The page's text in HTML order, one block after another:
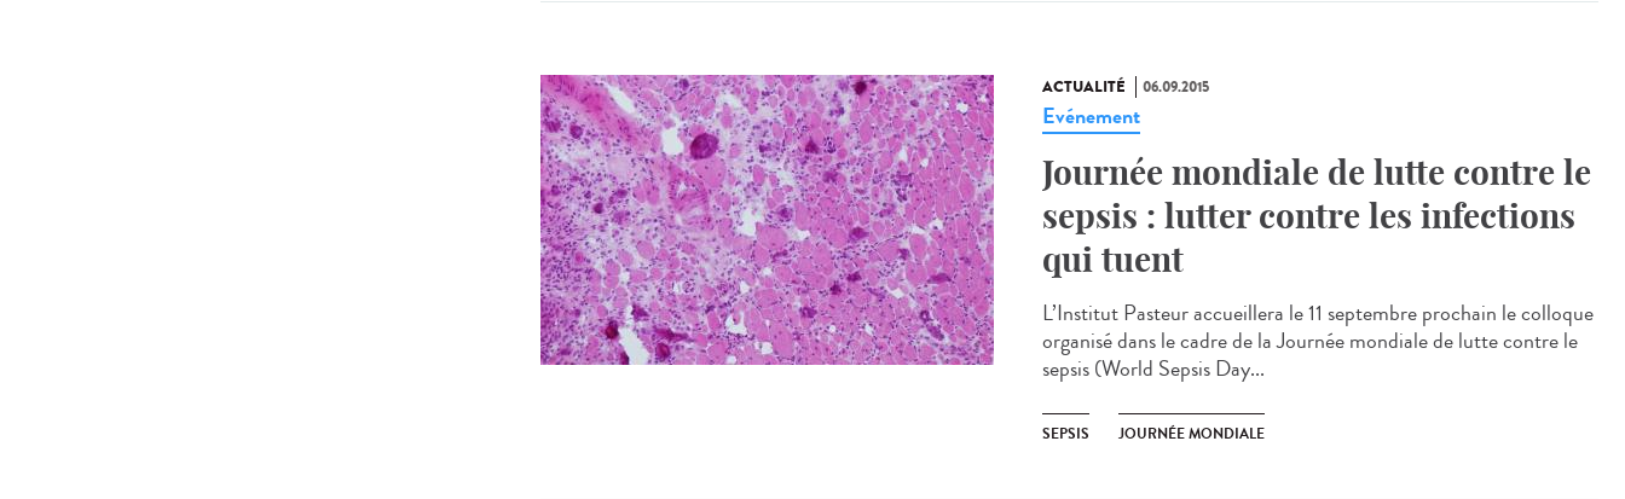
ACTUALITÉ 06.09.2015
Evénement
Journée mondiale de lutte contre le
sepsis : lutter contre les infections
qui tuent
L’Institut Pasteur accueillera le 11 septembre prochain le colloque
organisé dans le cadre de la Journée mondiale de lutte contre le
sepsis (World Sepsis Day...
SEPSIS JOURNÉE MONDIALE